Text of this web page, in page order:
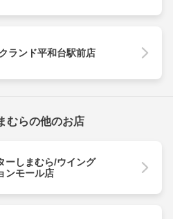
ランド平和台駅前店
むらの他のお店
ーしまむら/ウイング
ンモール店